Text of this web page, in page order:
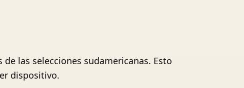
las selecciones sudamericanas. Esto
dispositivo.